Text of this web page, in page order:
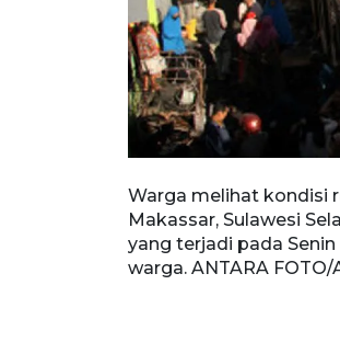
Warga melihat kondisi
Makassar, Sulawesi
yang terjadi pada
warga. ANTARA